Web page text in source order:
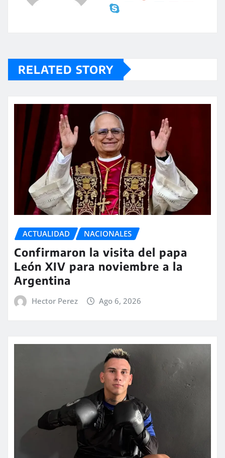
RELATED STORY
ACTUALIDAD NACIONALES
Confirmaron la visita del papa
León XIV para noviembre a la
Argentina
Hector Perez Ago 6, 2026